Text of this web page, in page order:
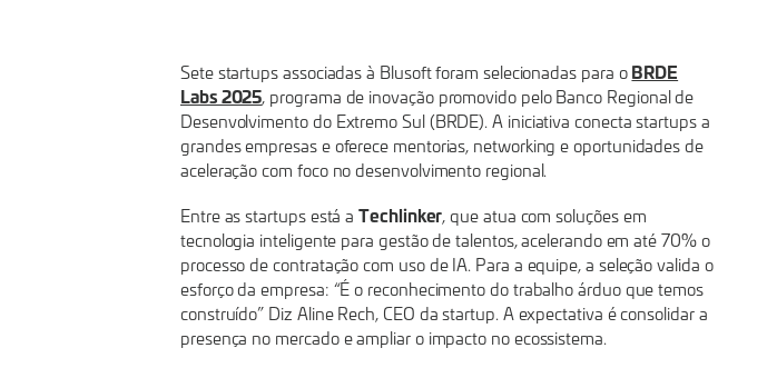
Sete startups associadas à Blusoft foram selecionadas para o BRDE
Labs 2025, programa de inovação promovido pelo Banco Regional de
Desenvolvimento do Extremo Sul (BRDE). A iniciativa conecta startups a
grandes empresas e oferece mentorias, networking e oportunidades de
aceleração com foco no desenvolvimento regional.
Entre as startups está aTechlinker, que atua com soluções em
tecnologia inteligente para gestão de talentos, acelerando em até 70% o
processo de contratação com uso de IA. Para a equipe, a seleção valida o
esforço da empresa: “É o reconhecimento do trabalho árduo que temos
construído” Diz Aline Rech, CEO da startup. A expectativa é consolidar a
presença no mercado e ampliar o impacto no ecossistema.